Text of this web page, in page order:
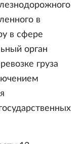
в
в сфере
орган
груза